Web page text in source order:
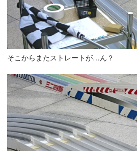
そこからまたストレートが…ん？